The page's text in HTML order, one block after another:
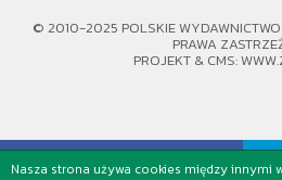
© 2010-2025 POLSKIE
PRAWA
PROJEKT & CMS:
Nasza strona używa cookies między innymi